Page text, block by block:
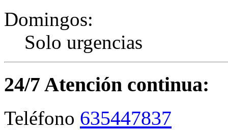
Domingos:
Solo urgencias
24/7 Atención continua:
Teléfono 635447837